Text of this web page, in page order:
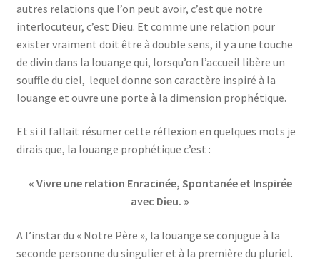
autres relations que l’on peut avoir, c’est que notre
interlocuteur, c’est Dieu. Et comme une relation pour
exister vraiment doit être à double sens, il y a une touche
de divin dans la louange qui, lorsqu’on l’accueil libère un
souffle du ciel, lequel donne son caractère inspiré à la
louange et ouvre une porte à la dimension prophétique.
Et si il fallait résumer cette réflexion en quelques mots je
dirais que, la louange prophétique c’est :
« Vivre une relation Enracinée, Spontanée et Inspirée
avec Dieu. »
A l’instar du « Notre Père », la louange se conjugue à la
seconde personne du singulier et à la première du pluriel.